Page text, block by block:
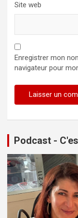
Site web
Enregistrer mon
navigateur pour
Podcast -